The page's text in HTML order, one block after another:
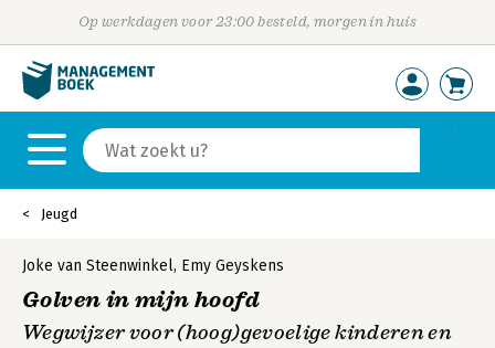
Op werkdagen voor 23:00 besteld, morgen in huis
Jeugd
Joke van Steenwinkel, Emy Geyskens
Golven in mijn hoofd
Wegwijzer voor (hoog)gevoelige kinderen en